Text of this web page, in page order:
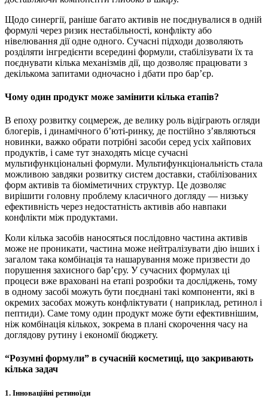
Щодо синергії, раніше багато активів не поєднувалися в одній
формулі через ризик нестабільності, конфлікту або
нівелювання дії одне одного. Сучасні підходи дозволяють
розділяти інгредієнти всередині формули, стабілізувати їх та
поєднувати кілька механізмів дії, що дозволяє працювати з
декількома запитами одночасно і дбати про бар’єр.
Чому один продукт може замінити кілька етапів?
В епоху розвитку соцмереж, де велику роль відіграють огляди
блогерів, і динамічного б’юті-ринку, де постійно з’являються
новинки, важко обрати потрібні засоби серед усіх хайпових
продуктів, і саме тут знаходять місце сучасні
мультифункціональні формули. Мультифункціональність стала
можливою завдяки розвитку систем доставки, стабілізованих
форм активів та біоміметичних структур. Це дозволяє
вирішити головну проблему класичного догляду — низьку
ефективність через недостатність активів або навпаки
конфлікти між продуктами.
Коли кілька засобів наносяться послідовно частина активів
може не проникати, частина може нейтралізувати дію інших і
загалом така комбінація та нашарування може призвести до
порушення захисного бар’єру. У сучасних формулах ці
процеси вже враховані на етапі розробки та досліджень, тому
в одному засобі можуть бути поєднані такі компоненти, які в
окремих засобах можуть конфліктувати ( наприклад, ретинол і
пептиди). Саме тому один продукт може бути ефективнішим,
ніж комбінація кількох, зокрема в плані скорочення часу на
доглядову рутину і економії бюджету.
“Розумні формули” в сучасній косметиці, що закривають
кілька задач
1. Інноваційні ретиноїди